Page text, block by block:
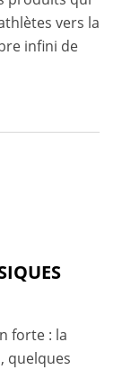
vers la
infini de
forte : la
quelques